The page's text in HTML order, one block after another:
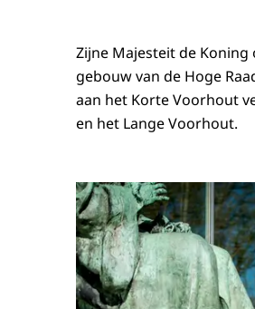
Zijne Majesteit de
gebouw van de Hoge
aan het Korte Voorhout
en het Lange Voorhout.